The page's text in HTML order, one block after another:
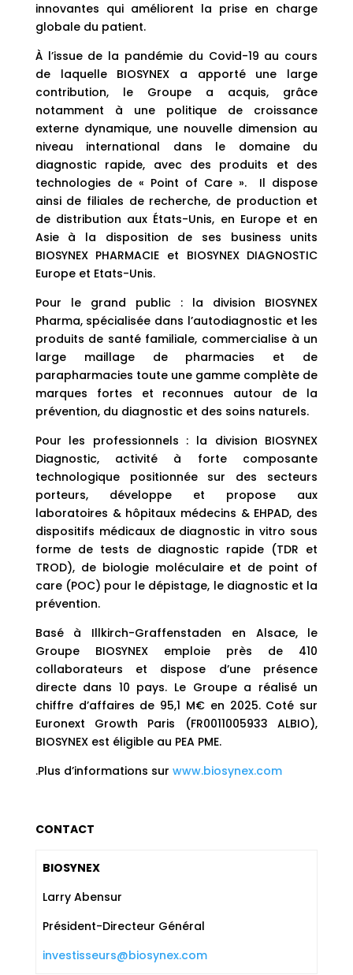
innovantes qui améliorent la prise en charge
globale du patient.
À l’issue de la pandémie du Covid-19 au cours
de laquelle BIOSYNEX a apporté une large
contribution, le Groupe a acquis, grâce
notamment à une politique de croissance
externe dynamique, une nouvelle dimension au
niveau international dans le domaine du
diagnostic rapide, avec des produits et des
technologies de « Point of Care ». Il dispose
ainsi de filiales de recherche, de production et
de distribution aux États-Unis, en Europe et en
Asie à la disposition de ses business units
BIOSYNEX PHARMACIE et BIOSYNEX DIAGNOSTIC
Europe et Etats-Unis.
Pour le grand public : la division BIOSYNEX
Pharma, spécialisée dans l’autodiagnostic et les
produits de santé familiale, commercialise à un
large maillage de pharmacies et de
parapharmacies toute une gamme complète de
marques fortes et reconnues autour de la
prévention, du diagnostic et des soins naturels.
Pour les professionnels : la division BIOSYNEX
Diagnostic, activité à forte composante
technologique positionnée sur des secteurs
porteurs, développe et propose aux
laboratoires & hôpitaux médecins & EHPAD, des
dispositifs médicaux de diagnostic in vitro sous
forme de tests de diagnostic rapide (TDR et
TROD), de biologie moléculaire et de point of
care (POC) pour le dépistage, le diagnostic et la
prévention.
Basé à Illkirch-Graffenstaden en Alsace, le
Groupe BIOSYNEX emploie près de 410
collaborateurs et dispose d’une présence
directe dans 10 pays. Le Groupe a réalisé un
chiffre d’affaires de 95,1 M€ en 2025. Coté sur
Euronext Growth Paris (FR0011005933 ALBIO),
BIOSYNEX est éligible au PEA PME.
.Plus d’informations sur www.biosynex.com
CONTACT
BIOSYNEX
Larry Abensur
Président-Directeur Général
investisseurs@biosynex.com